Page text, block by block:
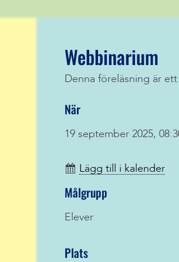
Webbinarium
Denna föreläsning är
När
19 september 2025,
Lägg till i kalender
Målgrupp
Elever
Plats